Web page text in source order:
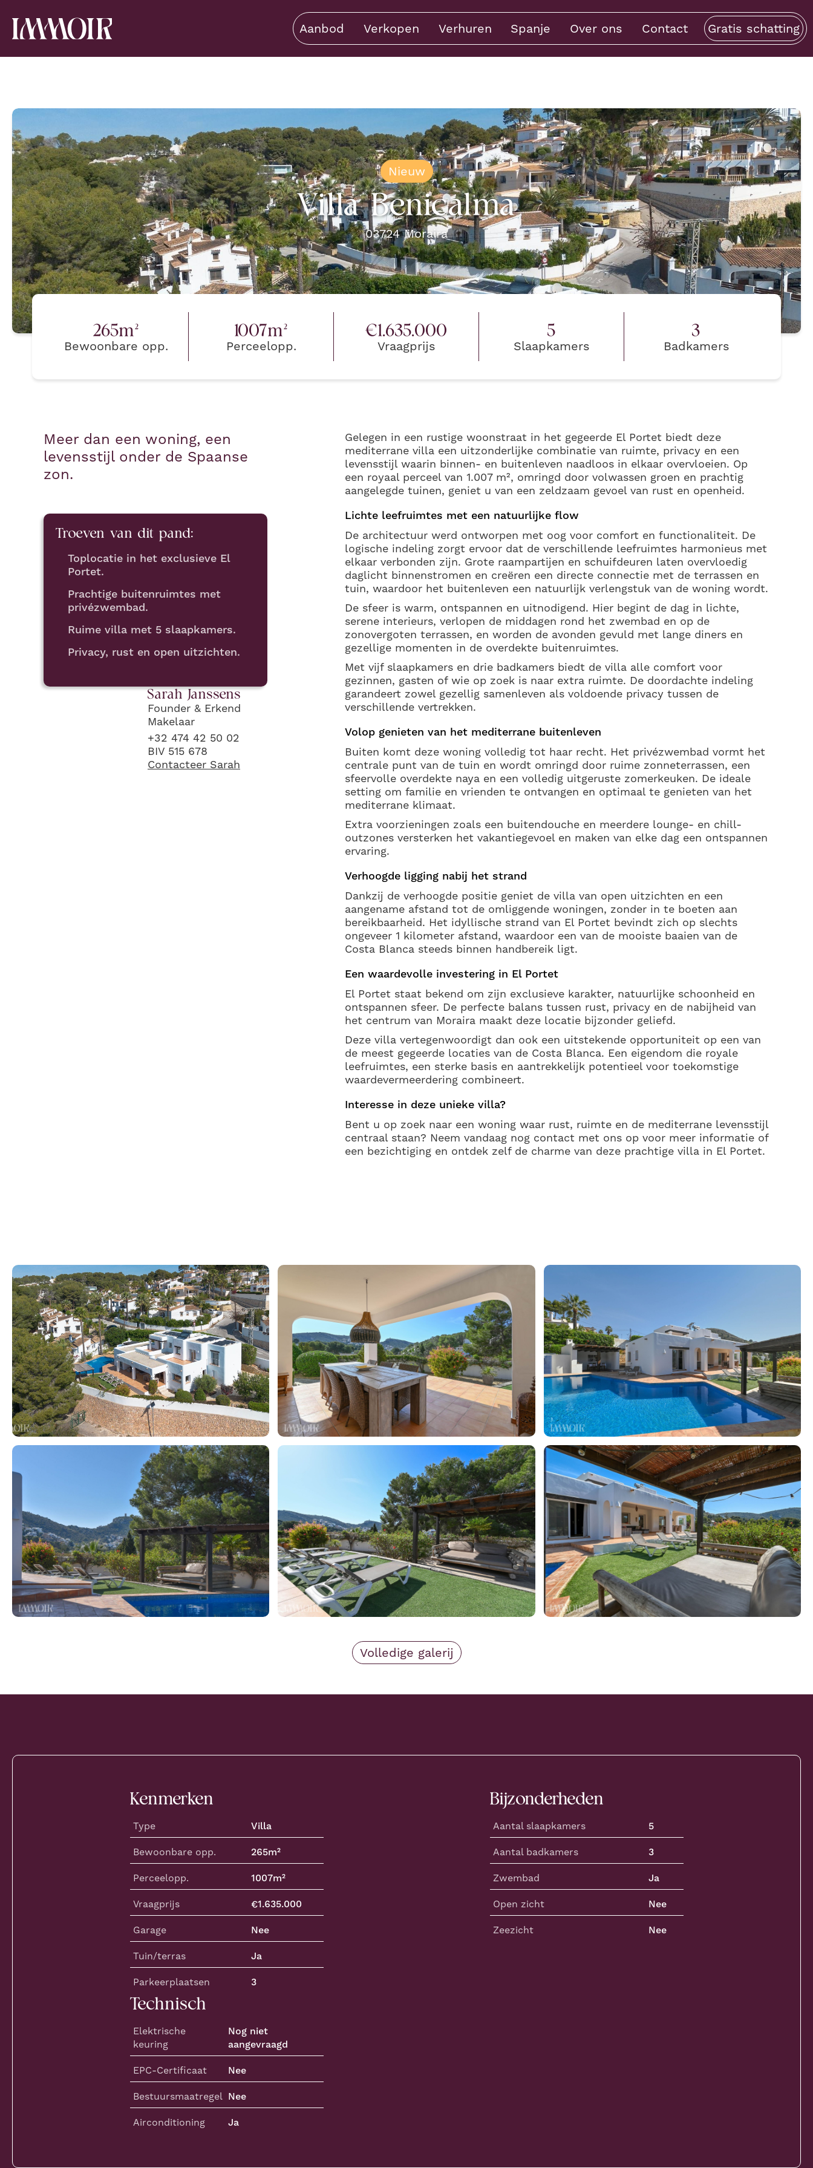
Aanbod Verkopen Verhuren Spanje Over ons Contact Gratis schatting
Nieuw
Villa Benicalma
03724 Moraira
265m²
Bewoonbare opp.
1007m²
Perceelopp.
€1.635.000
Vraagprijs
5
Slaapkamers
3
Badkamers
Meer dan een woning, een
levensstijl onder de Spaanse
zon.
Gelegen in een rustige woonstraat in het gegeerde El Portet biedt deze
mediterrane villa een uitzonderlijke combinatie van ruimte, privacy en een
levensstijl waarin binnen- en buitenleven naadloos in elkaar overvloeien. Op
een royaal perceel van 1.007 m², omringd door volwassen groen en prachtig
aangelegde tuinen, geniet u van een zeldzaam gevoel van rust en openheid.
Lichte leefruimtes met een natuurlijke flow
De architectuur werd ontworpen met oog voor comfort en functionaliteit. De
logische indeling zorgt ervoor dat de verschillende leefruimtes harmonieus met
elkaar verbonden zijn. Grote raampartijen en schuifdeuren laten overvloedig
daglicht binnenstromen en creëren een directe connectie met de terrassen en
tuin, waardoor het buitenleven een natuurlijk verlengstuk van de woning wordt.
De sfeer is warm, ontspannen en uitnodigend. Hier begint de dag in lichte,
serene interieurs, verlopen de middagen rond het zwembad en op de
zonovergoten terrassen, en worden de avonden gevuld met lange diners en
gezellige momenten in de overdekte buitenruimtes.
Met vijf slaapkamers en drie badkamers biedt de villa alle comfort voor
gezinnen, gasten of wie op zoek is naar extra ruimte. De doordachte indeling
garandeert zowel gezellig samenleven als voldoende privacy tussen de
verschillende vertrekken.
Volop genieten van het mediterrane buitenleven
Buiten komt deze woning volledig tot haar recht. Het privézwembad vormt het
centrale punt van de tuin en wordt omringd door ruime zonneterrassen, een
sfeervolle overdekte naya en een volledig uitgeruste zomerkeuken. De ideale
setting om familie en vrienden te ontvangen en optimaal te genieten van het
mediterrane klimaat.
Extra voorzieningen zoals een buitendouche en meerdere lounge- en chill-
outzones versterken het vakantiegevoel en maken van elke dag een ontspannen
ervaring.
Verhoogde ligging nabij het strand
Dankzij de verhoogde positie geniet de villa van open uitzichten en een
aangename afstand tot de omliggende woningen, zonder in te boeten aan
bereikbaarheid. Het idyllische strand van El Portet bevindt zich op slechts
ongeveer 1 kilometer afstand, waardoor een van de mooiste baaien van de
Costa Blanca steeds binnen handbereik ligt.
Een waardevolle investering in El Portet
El Portet staat bekend om zijn exclusieve karakter, natuurlijke schoonheid en
ontspannen sfeer. De perfecte balans tussen rust, privacy en de nabijheid van
het centrum van Moraira maakt deze locatie bijzonder geliefd.
Deze villa vertegenwoordigt dan ook een uitstekende opportuniteit op een van
de meest gegeerde locaties van de Costa Blanca. Een eigendom die royale
leefruimtes, een sterke basis en aantrekkelijk potentieel voor toekomstige
waardevermeerdering combineert.
Interesse in deze unieke villa?
Bent u op zoek naar een woning waar rust, ruimte en de mediterrane levensstijl
centraal staan? Neem vandaag nog contact met ons op voor meer informatie of
een bezichtiging en ontdek zelf de charme van deze prachtige villa in El Portet.
Troeven van dit pand:
Toplocatie in het exclusieve El
Portet.
Prachtige buitenruimtes met
privézwembad.
Ruime villa met 5 slaapkamers.
Privacy, rust en open uitzichten.
Sarah Janssens
Founder & Erkend
Makelaar
+32 474 42 50 02
BIV 515 678
Contacteer Sarah
Volledige galerij
Kenmerken
Type Villa
Bewoonbare opp. 265m²
Perceelopp. 1007m²
Vraagprijs €1.635.000
Garage Nee
Tuin/terras Ja
Parkeerplaatsen 3
Technisch
Elektrische
keuring
Nog niet
aangevraagd
EPC-Certificaat Nee
Bestuursmaatregel Nee
Airconditioning Ja
Bijzonderheden
Aantal slaapkamers 5
Aantal badkamers 3
Zwembad Ja
Open zicht Nee
Zeezicht Nee